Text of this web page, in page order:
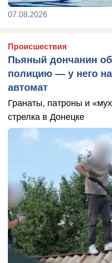
07.08.2026
Происшествия
Пьяный дончанин
полицию — у него
автомат
Гранаты, патроны и
стрелка в Донецке